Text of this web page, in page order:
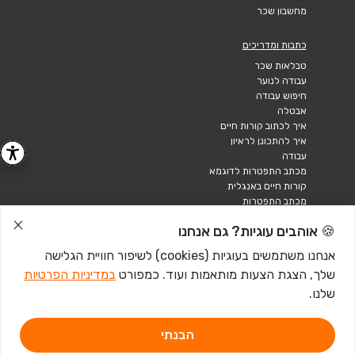
מחשבון שכר
כתבות ומדריכים
טבלאות שכר
עבודה לנוער
חיפוש עבודה
אבטלה
איך לכתוב קורות חיים
איך להתכונן לראיון
עבודה
מכתב התפטרות לדוגמא
קורות חיים באנגלית
מכתב התפטרות
🍪 אוהבים עוגיות? גם אנחנו
אנחנו משתמשים בעוגיות (cookies) לשיפור חוויית הגלישה
שלך, הצגת הצעות מותאמות ועוד. כמפורט במדיניות הפרטיות
שלנו.
הבנתי